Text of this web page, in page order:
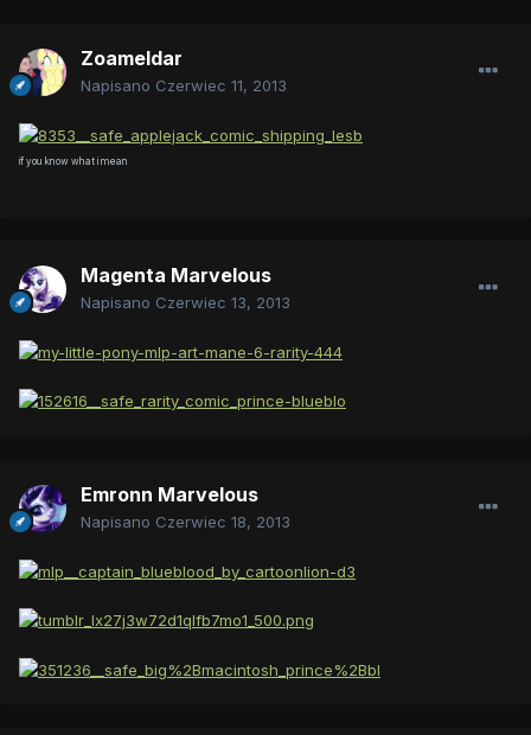
Zoameldar
Napisano Czerwiec 11, 2013
if you know what i mean
Magenta Marvelous
Napisano Czerwiec 13, 2013
Emronn Marvelous
Napisano Czerwiec 18, 2013